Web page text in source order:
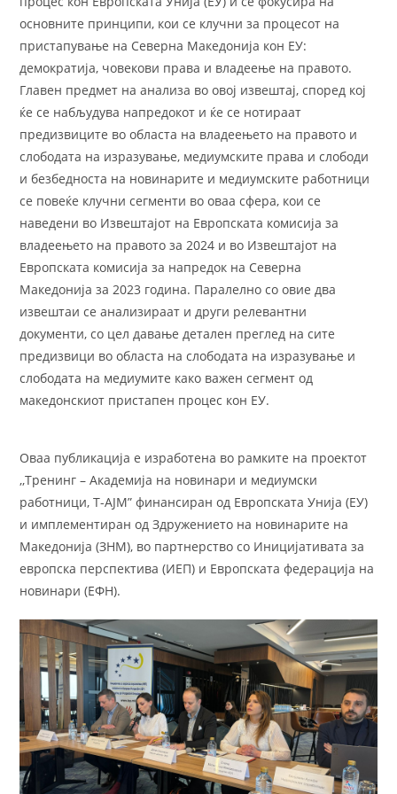
основните принципи, кои се клучни за процесот на
пристапување на Северна Македонија кон ЕУ:
демократија, човекови права и владеење на правото.
Главен предмет на анализа во овој извештај, според кој
ќе се набљудува напредокот и ќе се нотираат
предизвиците во областа на владеењето на правото и
слободата на изразување, медиумските права и слободи
и безбедноста на новинарите и медиумските работници
се повеќе клучни сегменти во оваа сфера, кои се
наведени во Извештајот на Европската комисија за
владеењето на правото за 2024 и во Извештајот на
Европската комисија за напредок на Северна
Македонија за 2023 година. Паралелно со овие два
извештаи се анализираат и други релевантни
документи, со цел давање детален преглед на сите
предизвици во областа на слободата на изразување и
слободата на медиумите како важен сегмент од
македонскиот пристапен процес кон ЕУ.
Оваа публикација е изработена во рамките на проектот
,,Тренинг – Академија на новинари и медиумски
работници, Т-AJM” финансиран од Европската Унија (ЕУ)
и имплементиран од Здружението на новинарите на
Македонија (ЗНМ), во партнерство со Иницијативата за
европска перспектива (ИЕП) и Европската федерација на
новинари (ЕФН).